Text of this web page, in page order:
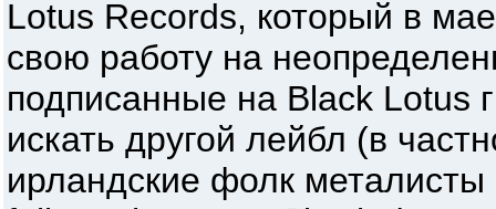
Lotus Records, который в
свою работу на
подписанные на Black
искать другой лейбл (в
ирландские фолк